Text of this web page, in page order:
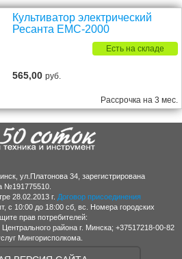
Культиватор электрический
Ресанта ЕМС-2000
Есть на складе
565,00руб.
Рассрочка на 3 мес.
ул.Платонова 34, зарегистрирована
№191775510.
28.02.2013 г. Договор присоединения
с 10:00 до 18:00 сб, вс. Номера городских
прав потребителей:
района г. Минска; +37517218-00-82
Мингорисполкома.